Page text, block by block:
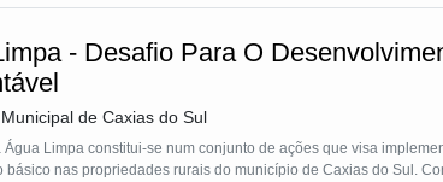
- Desafio Para O
de Caxias do Sul
Água Limpa constitui-se num conjunto de ações que visa
básico nas propriedades rurais do município de Caxias do Sul.